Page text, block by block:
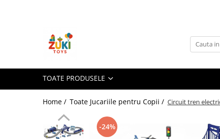
Toate Produsele
Jucarii pentru calatorii
Recomandari Zuki
Cadouri pentru Copii
Cadouri Aniversare
Cadouri de Sarbatori
Cadouri dupa Buget
TOATE PRODUSELE
Home / Toate Jucariile pentru Copii / Circuit tren
-24%